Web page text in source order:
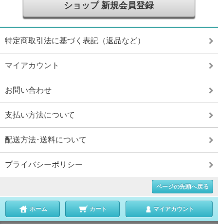
ショップ 新規会員登録
特定商取引法に基づく表記（返品など）
マイアカウント
お問い合わせ
支払い方法について
配送方法･送料について
プライバシーポリシー
ページの先頭へ戻る
ホーム カート マイアカウント